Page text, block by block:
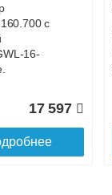
с
16-
17 597